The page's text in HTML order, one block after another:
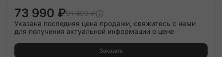
73 990 ₽91 490 ₽
Указана последняя цена продажи, свяжитесь с нами
для получения актуальной информации о цене
Заказать